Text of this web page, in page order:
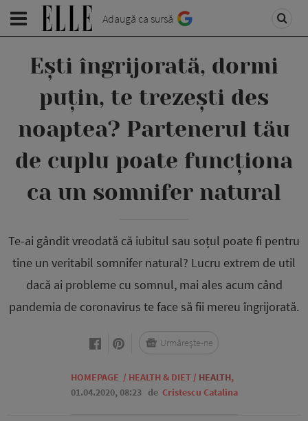
Adaugă ca sursă
Ești îngrijorată, dormi
puțin, te trezești des
noaptea? Partenerul tău
de cuplu poate funcționa
ca un somnifer natural
Te-ai gândit vreodată că iubitul sau soțul poate fi pentru
tine un veritabil somnifer natural? Lucru extrem de util
dacă ai probleme cu somnul, mai ales acum când
pandemia de coronavirus te face să fii mereu îngrijorată.
HOMEPAGE / HEALTH & DIET/ HEALTH,
01.04.2020, 08:23 de Cristescu Catalina
Urmărește-ne